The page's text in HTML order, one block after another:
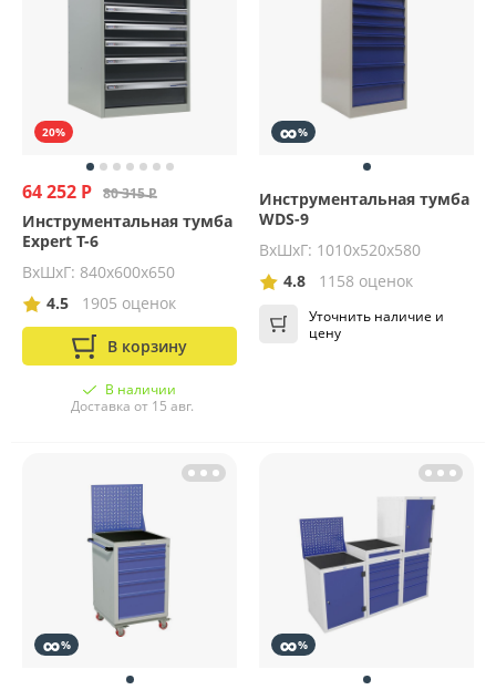
20%
64 252 Р 80 315 Р
Инструментальная тумба
Expert T-6
ВхШхГ: 840х600х650
4.5
1905 оценок
В корзину
В наличии
Доставка от 15 авг.
∞%
Инструментальная тумба
WDS-9
ВхШхГ: 1010х520х580
4.8
1158 оценок
Уточнить наличие и
цену
∞% ∞%